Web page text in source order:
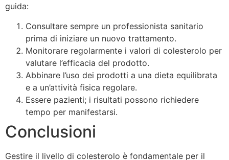
guida:
Consultare sempre un professionista sanitario
prima di iniziare un nuovo trattamento.
Monitorare regolarmente i valori di colesterolo per
valutare l’efficacia del prodotto.
Abbinare l’uso dei prodotti a una dieta equilibrata
e a un’attività fisica regolare.
Essere pazienti; i risultati possono richiedere
tempo per manifestarsi.
Conclusioni
Gestire il livello di colesterolo è fondamentale per il